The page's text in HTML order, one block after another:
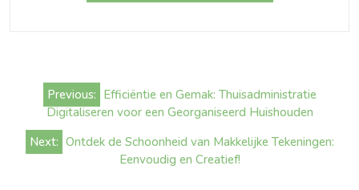
Bericht
navigatie
Previous: Efficiëntie en Gemak: Thuisadministratie
Digitaliseren voor een Georganiseerd Huishouden
Next: Ontdek de Schoonheid van Makkelijke Tekeningen:
Eenvoudig en Creatief!